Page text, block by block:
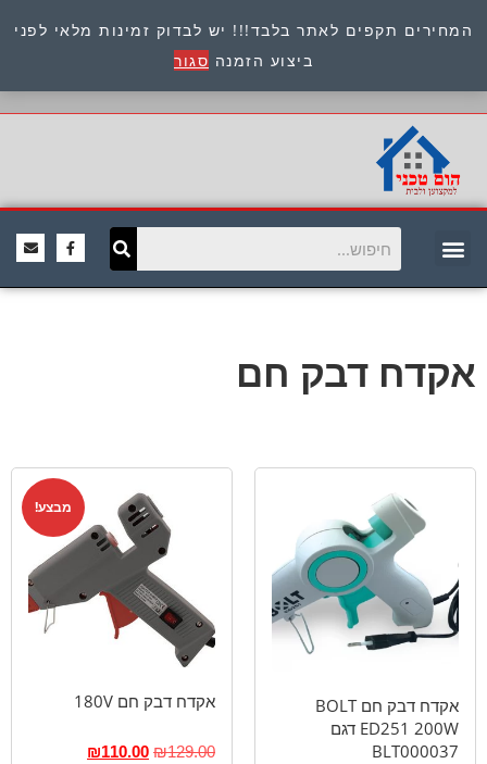
המחירים תקפים לאתר בלבד!!! יש לבדוק זמינות מלאי לפני
ביצוע הזמנה סגור
כתובת : היוזמים 9 אור יהודה שירות לקוחות 054-
8945722
אקדח דבק חם
אקדח דבק חם BOLT
ED251 200W דגם
BLT000037
מבצע!
אקדח דבק חם 180V
₪129.00
₪110.00